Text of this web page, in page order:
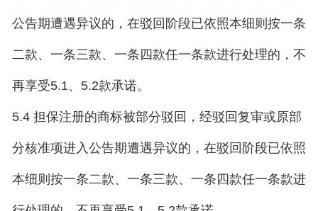
公告期遭遇异议的，在驳回阶段已依照本细则按一条
二款、一条三款、一条四款任一条款进行处理的，不
再享受5.1、5.2款承诺。
5.4 担保注册的商标被部分驳回，经驳回复审或原部
分核准项进入公告期遭遇异议的，在驳回阶段已依照
本细则按一条二款、一条三款、一条四款任一条款进